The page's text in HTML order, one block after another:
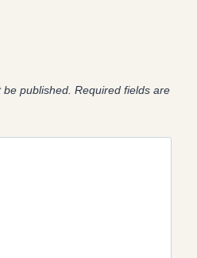
be published. Required fields are